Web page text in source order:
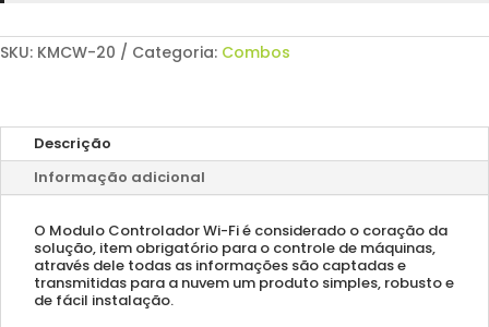
SKU: KMCW-20 Categoria: Combos
Descrição
Informação adicional
O Modulo Controlador Wi-Fi é considerado o coração da
solução, item obrigatório para o controle de máquinas,
através dele todas as informações são captadas e
transmitidas para a nuvem um produto simples, robusto e
de fácil instalação.